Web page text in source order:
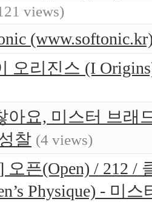
views)
오리진스 (I
아요, 미스터 브래
찰 (4 views)
픈(Open) / 212 /
Physique) - 미